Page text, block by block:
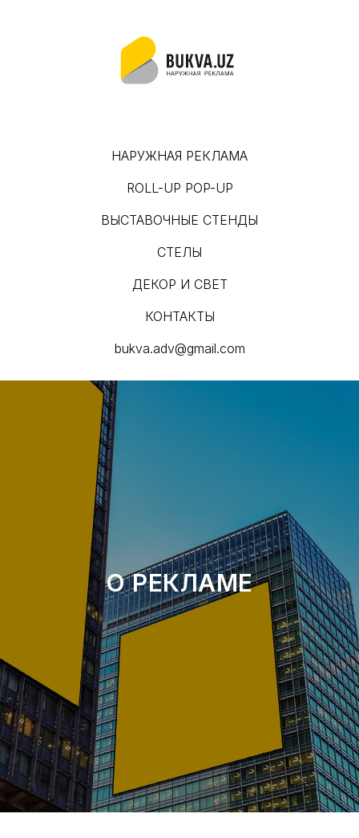
НАРУЖНАЯ РЕКЛАМА
ROLL-UP POP-UP
ВЫСТАВОЧНЫЕ СТЕНДЫ
СТЕЛЫ
ДЕКОР И СВЕТ
КОНТАКТЫ
bukva.adv@gmail.com
О РЕКЛАМЕ